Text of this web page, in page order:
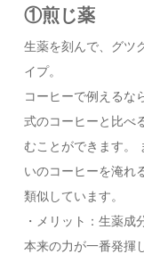
①煎じ薬
生薬を刻んで、グツ
イプ。
コーヒーで例えるな
式のコーヒーと比べ
むことができます。
いのコーヒーを淹れ
類似しています。
・メリット：生薬
本来の力が一番発揮